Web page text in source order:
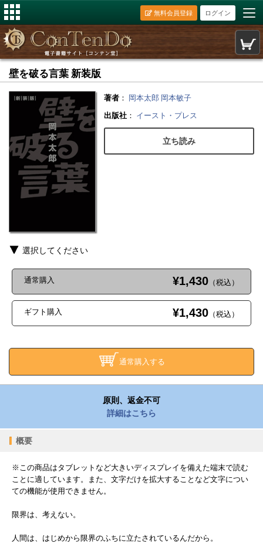
ログイン
無料会員登録
壁を破る言葉 新装版
著者 ： 岡本太郎 岡本敏子
出版社 ： イースト・プレス
立ち読み
選択してください
通常購入 ¥1,430 （税込）
ギフト購入 ¥1,430 （税込）
通常購入する
原則、返金不可
詳細はこちら
概要
※この商品はタブレットなど大きいディスプレイを備えた端末で読む
ことに適しています。また、文字だけを拡大することなど文字につい
ての機能が使用できません。
限界は、考えない。
人間は、はじめから限界のふちに立たされているんだから。